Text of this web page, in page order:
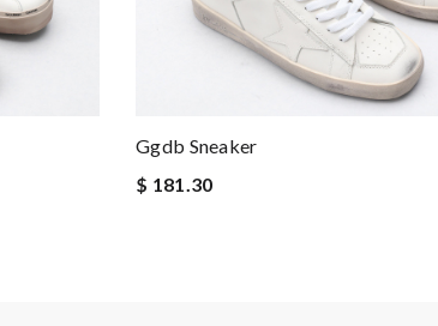
Ggdb Sneaker
$ 181.30